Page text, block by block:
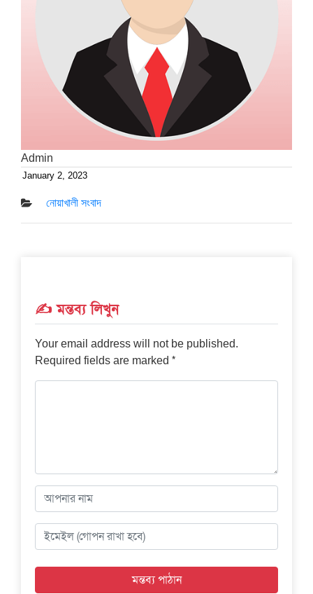
Admin
Posted
on
January 2, 2023
নোয়াখালী সংবাদ
✍️ মন্তব্য লিখুন
Your email address will not be published.
Required fields are marked *